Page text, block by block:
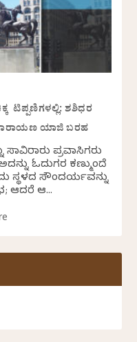
ಟಿಪ್ಪಣಿಗಳಲ್ಲಿ: ಶಶಿಧರ
ಯಾಜಿ ಬರಹ
ಪ್ರವಾಸಿಗರು
ಓದುಗರ ಕಣ್ಮುಂದೆ
ಸ್ಥಳದ ಸೌಂದರ್ಯವನ್ನು
ಆದರೆ ಆ...